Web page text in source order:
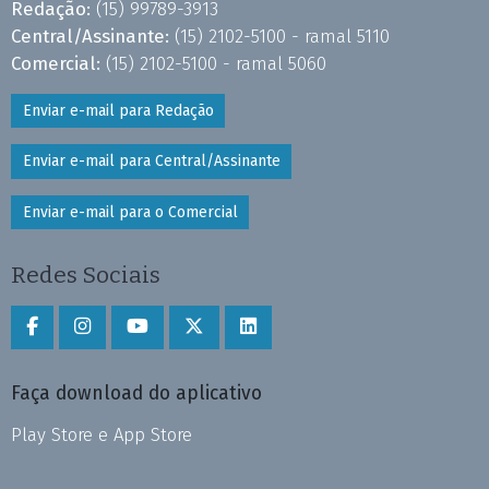
Redação: (15) 99789-3913
Central/Assinante: (15) 2102-5100 - ramal 5110
Comercial: (15) 2102-5100 - ramal 5060
Enviar e-mail para Redação
Enviar e-mail para Central/Assinante
Enviar e-mail para o Comercial
Redes Sociais
Faça download do aplicativo
Play Store e App Store